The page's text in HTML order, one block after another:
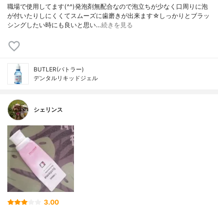
職場で使用してます(^^)発泡剤無配合なので泡立ちが少なく口周りに泡
が付いたりしにくくてスムーズに歯磨きが出来ます☆しっかりとブラッ
シングしたい時にも良いと思い…続きを見る
BUTLER(バトラー)
デンタルリキッドジェル
シェリンス
3.00